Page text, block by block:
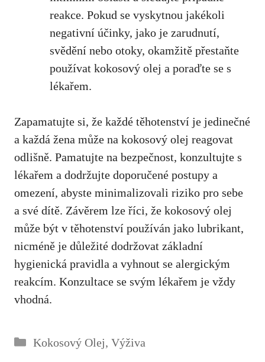
reakce. Pokud se⁣ vyskytnou jakékoli
negativní účinky, jako​ je zarudnutí,
svědění nebo otoky, okamžitě přestaňte
používat kokosový olej a poraďte se s
⁤lékařem.
Zapamatujte si, že každé⁣ těhotenství je jedinečné
a každá žena může⁢ na kokosový olej reagovat
odlišně. Pamatujte na bezpečnost, konzultujte s
lékařem a dodržujte doporučené postupy a
omezení, abyste minimalizovali riziko ⁣pro sebe
a své dítě. Závěrem ​lze říci, že ⁢kokosový ​olej
může‌ být v těhotenství používán jako ‍lubrikant,
nicméně je důležité dodržovat‍ základní
hygienická pravidla a vyhnout se alergickým
reakcím. Konzultace se svým lékařem je vždy
vhodná.
Rubriky
Kokosový Olej, Výživa